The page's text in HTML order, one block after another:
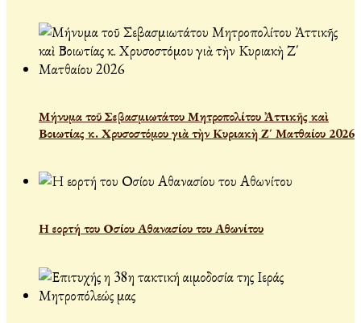
Μήνυμα τοῦ Σεβασμιωτάτου Μητροπολίτου Ἀττικῆς καὶ
Βοιωτίας κ. Χρυσοστόμου γιὰ τὴν Κυριακὴ Ζ΄ Ματθαίου 2026
Η εορτή του Οσίου Αθανασίου του Αθωνίτου